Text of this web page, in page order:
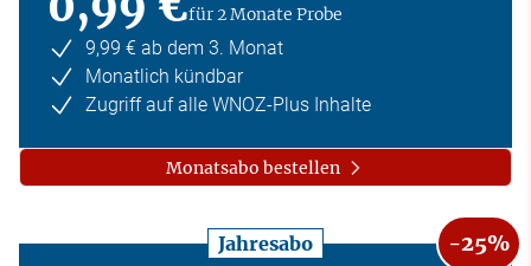
für 2 Monate Probe
9,99 € ab dem 3. Monat
Monatlich kündbar
Zugriff auf alle WNOZ-Plus Inhalte
Monatsabo bestellen
Jahresabo -25%